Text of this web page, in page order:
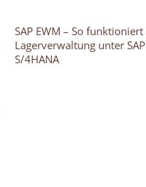
SAP EWM – So funktioniert
Lagerverwaltung unter SAP
S/4HANA